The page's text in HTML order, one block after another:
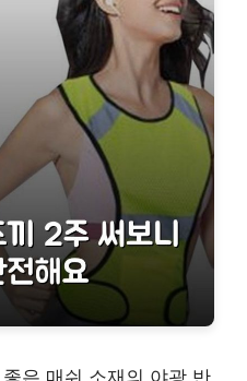
은 매쉬 소재의 야광 반